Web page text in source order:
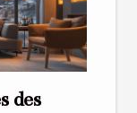
des